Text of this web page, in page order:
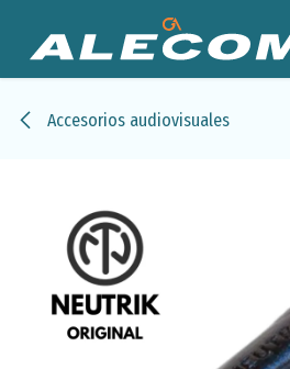
Accesorios audiovisuales